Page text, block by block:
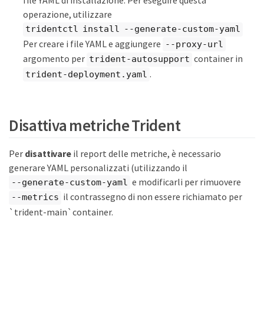
operazione, utilizzare
tridentctl install --generate-custom-yaml
Per creare i file YAML e aggiungere --proxy-url
argomento per trident-autosupport container in
trident-deployment.yaml .
Disattiva metriche Trident
Per disattivare il report delle metriche, è necessario
generare YAML personalizzati (utilizzando il
--generate-custom-yaml e modificarli per rimuovere
--metrics il contrassegno di non essere richiamato per
`trident-main`container.